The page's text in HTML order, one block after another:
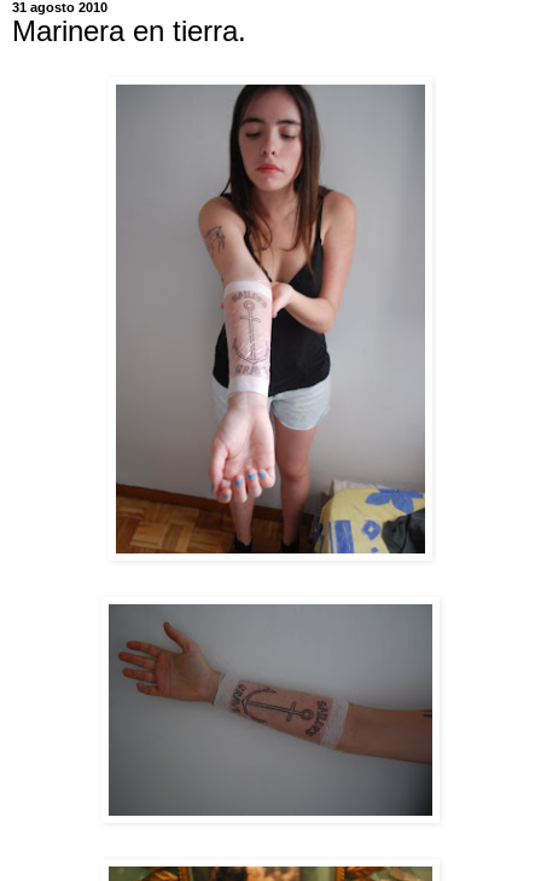
31 agosto 2010
Marinera en tierra.